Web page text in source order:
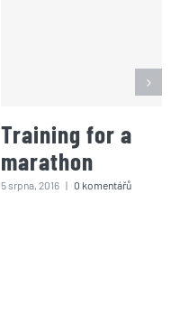
Training for a
marathon
5 srpna, 2016 | 0 komentářů